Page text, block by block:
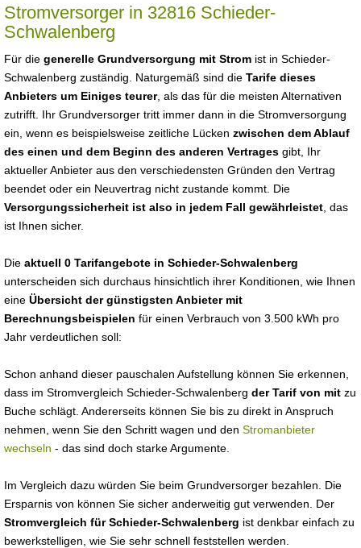
Stromversorger in 32816 Schieder-
Schwalenberg
Für die generelle Grundversorgung mit Strom ist in Schieder-
Schwalenberg zuständig. Naturgemäß sind die Tarife dieses
Anbieters um Einiges teurer, als das für die meisten Alternativen
zutrifft. Ihr Grundversorger tritt immer dann in die Stromversorgung
ein, wenn es beispielsweise zeitliche Lücken zwischen dem Ablauf
des einen und dem Beginn des anderen Vertrages gibt, Ihr
aktueller Anbieter aus den verschiedensten Gründen den Vertrag
beendet oder ein Neuvertrag nicht zustande kommt. Die
Versorgungssicherheit ist also in jedem Fall gewährleistet , das
ist Ihnen sicher.
Die aktuell 0 Tarifangebote in Schieder-Schwalenberg
unterscheiden sich durchaus hinsichtlich ihrer Konditionen, wie Ihnen
eine Übersicht der günstigsten Anbieter mit
Berechnungsbeispielen für einen Verbrauch von 3.500 kWh pro
Jahr verdeutlichen soll:
Schon anhand dieser pauschalen Aufstellung können Sie erkennen,
dass im Stromvergleich Schieder-Schwalenberg der Tarif von mit zu
Buche schlägt. Andererseits können Sie bis zu direkt in Anspruch
nehmen, wenn Sie den Schritt wagen und den Stromanbieter
wechseln - das sind doch starke Argumente.
Im Vergleich dazu würden Sie beim Grundversorger bezahlen. Die
Ersparnis von können Sie sicher anderweitig gut verwenden. Der
Stromvergleich für Schieder-Schwalenberg ist denkbar einfach zu
bewerkstelligen, wie Sie sehr schnell feststellen werden.